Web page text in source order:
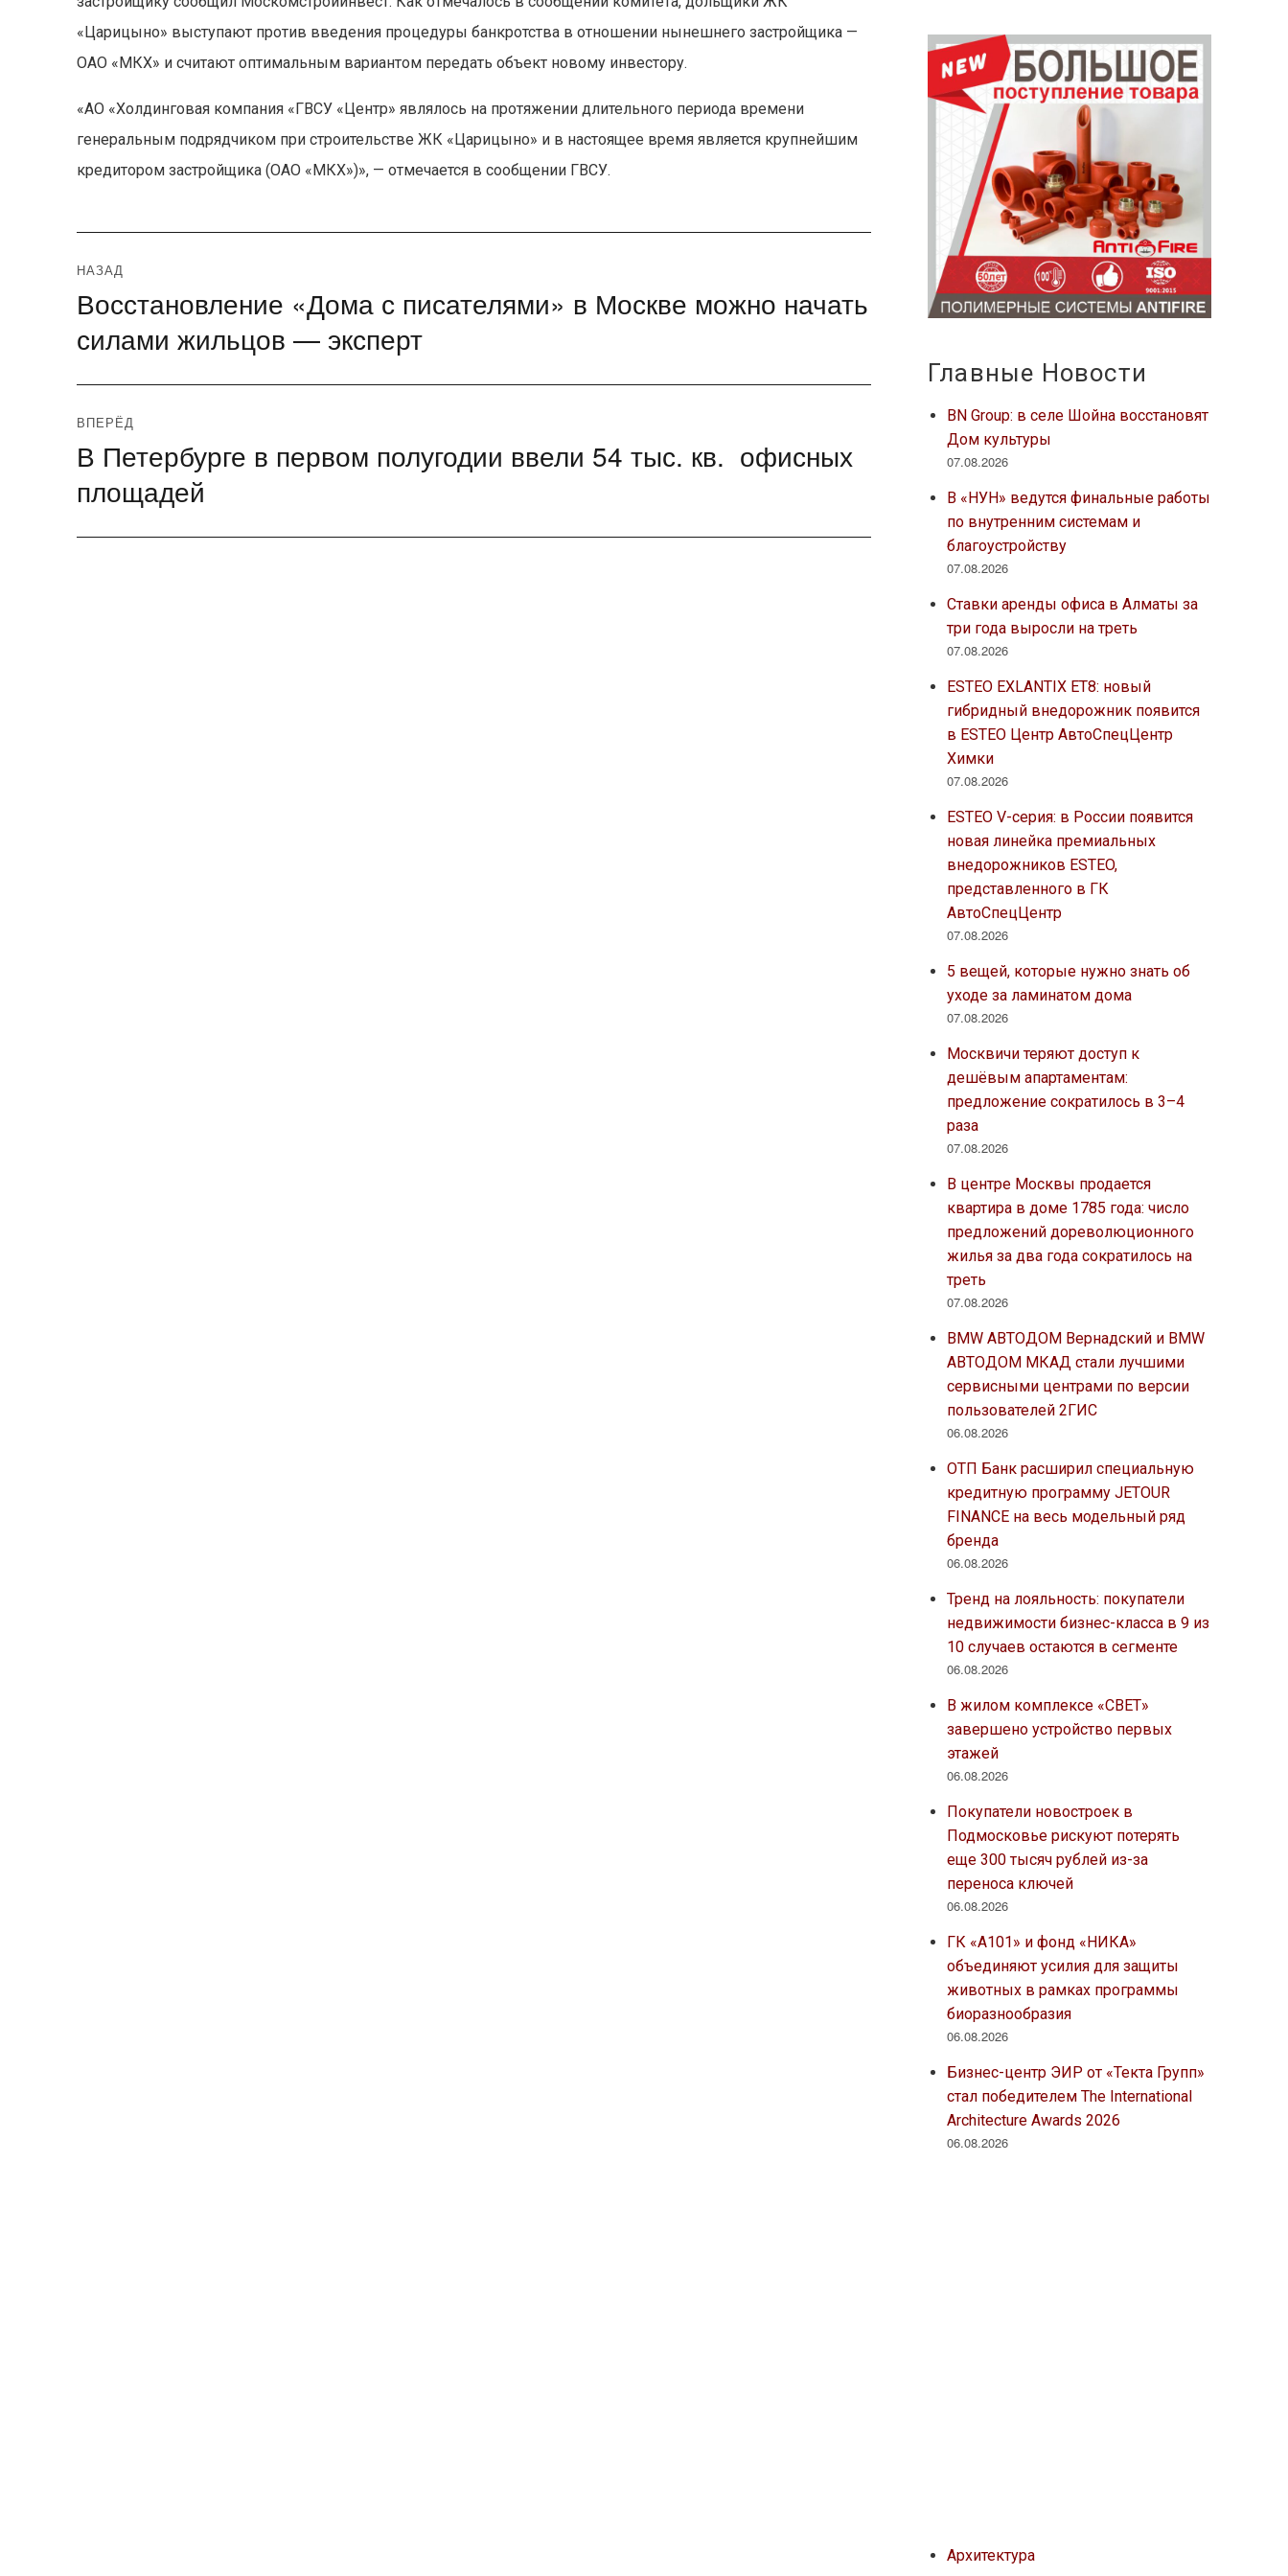
«Царицыно» выступают против введения процедуры банкротства в отношении нынешнего застройщика —
ОАО «МКХ» и считают оптимальным вариантом передать объект новому инвестору.
«АО «Холдинговая компания «ГВСУ «Центр» являлось на протяжении длительного периода времени
генеральным подрядчиком при строительстве ЖК «Царицыно» и в настоящее время является крупнейшим
кредитором застройщика (ОАО «МКХ»)», — отмечается в сообщении ГВСУ.
Навигация
по
записям
НАЗАД
Предыдущая
Восстановление «Дома с писателями» в Москве можно начать
силами жильцов — эксперт
ВПЕРЁД
Следующая
В Петербурге в первом полугодии ввели 54 тыс. кв. офисных
площадей
Главные Новости
BN Group: в селе Шойна восстановят
Дом культуры
07.08.2026
В «НУН» ведутся финальные работы
по внутренним системам и
благоустройству
07.08.2026
Ставки аренды офиса в Алматы за
три года выросли на треть
07.08.2026
ESTEO EXLANTIX ET8: новый
гибридный внедорожник появится
в ESTEO Центр АвтоСпецЦентр
Химки
07.08.2026
ESTEO V-серия: в России появится
новая линейка премиальных
внедорожников ESTEO,
представленного в ГК
АвтоСпецЦентр
07.08.2026
5 вещей, которые нужно знать об
уходе за ламинатом дома
07.08.2026
Москвичи теряют доступ к
дешёвым апартаментам:
предложение сократилось в 3–4
раза
07.08.2026
В центре Москвы продается
квартира в доме 1785 года: число
предложений дореволюционного
жилья за два года сократилось на
треть
07.08.2026
BMW АВТОДОМ Вернадский и BMW
АВТОДОМ МКАД стали лучшими
сервисными центрами по версии
пользователей 2ГИС
06.08.2026
ОТП Банк расширил специальную
кредитную программу JETOUR
FINANCE на весь модельный ряд
бренда
06.08.2026
Тренд на лояльность: покупатели
недвижимости бизнес-класса в 9 из
10 случаев остаются в сегменте
06.08.2026
В жилом комплексе «СВЕТ»
завершено устройство первых
этажей
06.08.2026
Покупатели новостроек в
Подмосковье рискуют потерять
еще 300 тысяч рублей из-за
переноса ключей
06.08.2026
ГК «А101» и фонд «НИКА»
объединяют усилия для защиты
животных в рамках программы
биоразнообразия
06.08.2026
Бизнес-центр ЭИР от «Текта Групп»
стал победителем The International
Architecture Awards 2026
06.08.2026
Архитектура